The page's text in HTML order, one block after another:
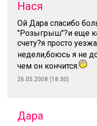
Нася
Ой Дара спасибо
"Розыгрыш"?и еще
счету?я просто
недели,боюсь я не
чем он кончится.
26.05.2008 (18:30)
Дара